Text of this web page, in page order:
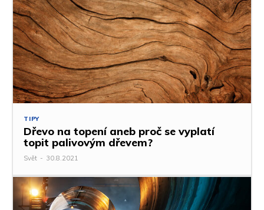
TIPY
Dřevo na topení aneb proč se vyplatí
topit palivovým dřevem?
Svět - 30.8.2021